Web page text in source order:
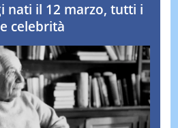
nati il 12 marzo, tutti i
celebrità